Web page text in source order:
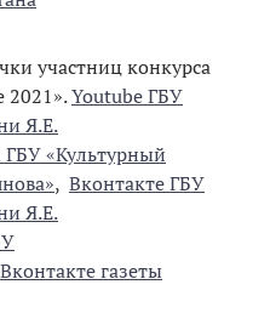
участниц конкурса
2021».Youtube ГБУ
Я.Е.
«Культурный
, Вконтакте ГБУ
Я.Е.
Вконтакте газеты